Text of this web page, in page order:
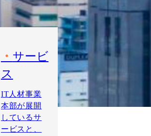
サービ
ス
IT人材事業
本部が展開
しているサ
ービスと、